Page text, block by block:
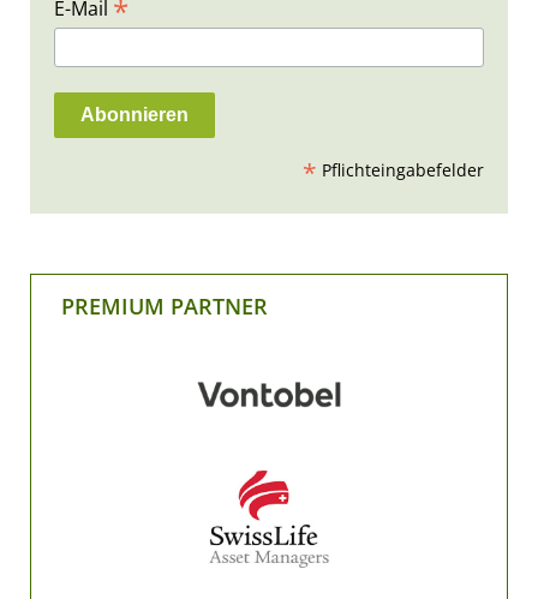
E-Mail *
* Pflichteingabefelder
PREMIUM PARTNER